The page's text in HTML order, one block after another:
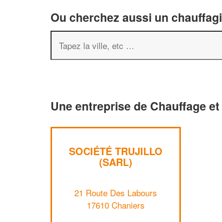
Ou cherchez aussi un
Une entreprise de Chauffage
SOCIÉTÉ TRUJILLO
(SARL)
21 Route Des Labours
17610 Chaniers